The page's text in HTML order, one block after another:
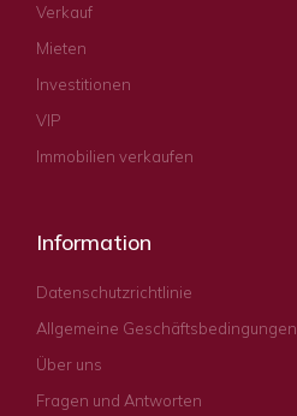
Verkauf
Mieten
Investitionen
VIP
Immobilien verkaufen
Information
Datenschutzrichtlinie
Allgemeine Geschäftsbedingungen
Über uns
Fragen und Antworten